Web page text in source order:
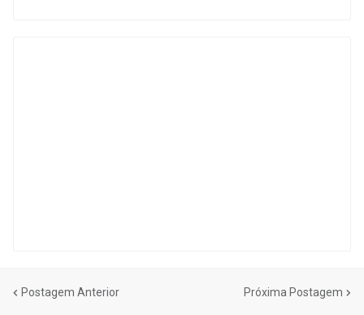
Postagem Anterior Próxima Postagem